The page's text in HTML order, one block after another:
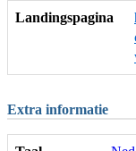
Landingspagina
Extra informatie